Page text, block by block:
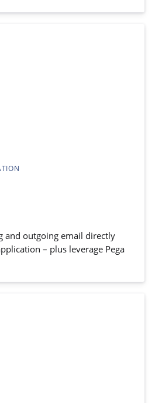
and outgoing email directly
– plus leverage Pega